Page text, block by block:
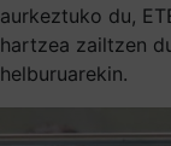
aurkeztuko du,
hartzea zailtzen
helburuarekin.